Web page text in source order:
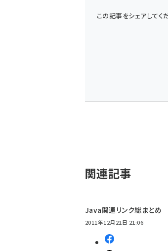
この記事をシェアしてく
関連記事
Java関連リンク総まとめ
2011年12月21日 21:06